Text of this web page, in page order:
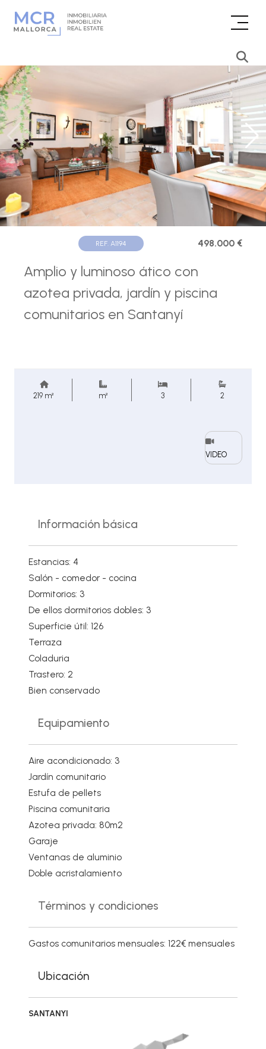
REF. A1194 498.000 €
Amplio y luminoso ático con
azotea privada, jardín y piscina
comunitarios en Santanyí
219 m² m² 3 2
VIDEO
Información básica
Estancias: 4
Salón - comedor - cocina
Dormitorios: 3
De ellos dormitorios dobles: 3
Superficie útil: 126
Terraza
Coladuria
Trastero: 2
Bien conservado
Equipamiento
Aire acondicionado: 3
Jardín comunitario
Estufa de pellets
Piscina comunitaria
Azotea privada: 80m2
Garaje
Ventanas de aluminio
Doble acristalamiento
Términos y condiciones
Gastos comunitarios mensuales: 122€ mensuales
Ubicación
SANTANYI